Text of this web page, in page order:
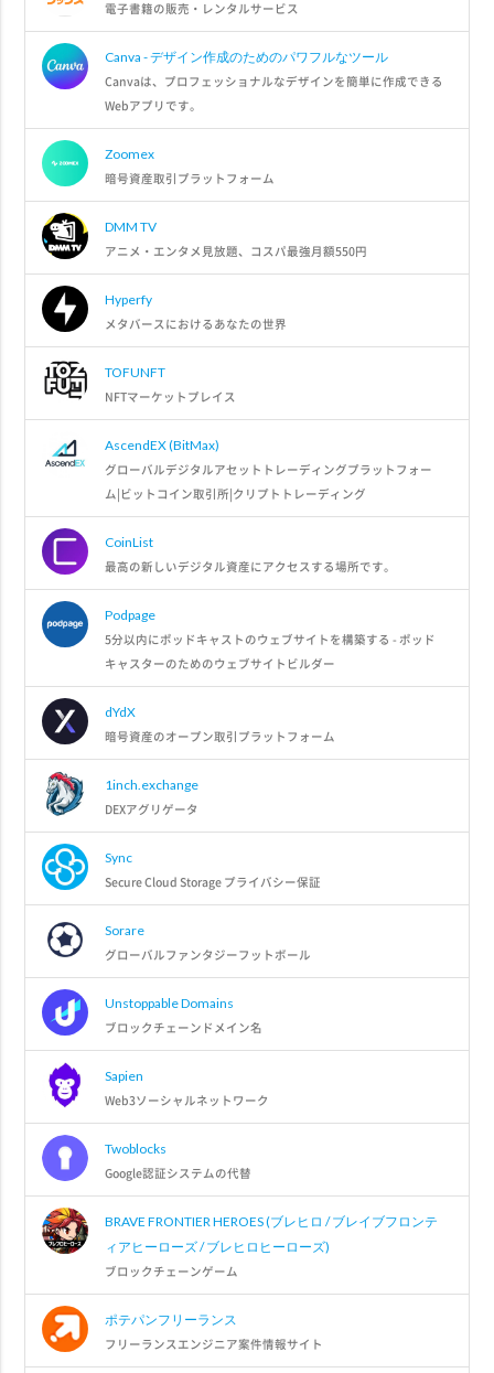
電子書籍の販売・レンタルサービス
Canva - デザイン作成のためのパワフルなツール
Canvaは、プロフェッショナルなデザインを簡単に作成できる
Webアプリです。
Zoomex
暗号資産取引プラットフォーム
DMM TV
アニメ・エンタメ見放題、コスパ最強月額550円
Hyperfy
メタバースにおけるあなたの世界
TOFUNFT
NFTマーケットプレイス
AscendEX (BitMax)
グローバルデジタルアセットトレーディングプラットフォー
ム|ビットコイン取引所|クリプトトレーディング
CoinList
最高の新しいデジタル資産にアクセスする場所です。
Podpage
5分以内にポッドキャストのウェブサイトを構築する - ポッド
キャスターのためのウェブサイトビルダー
dYdX
暗号資産のオープン取引プラットフォーム
1inch.exchange
DEXアグリゲータ
Sync
Secure Cloud Storage プライバシー保証
Sorare
グローバルファンタジーフットボール
Unstoppable Domains
ブロックチェーンドメイン名
Sapien
Web3ソーシャルネットワーク
Twoblocks
Google認証システムの代替
BRAVE FRONTIER HEROES (ブレヒロ / ブレイブフロンテ
ィアヒーローズ / ブレヒロヒーローズ)
ブロックチェーンゲーム
ポテパンフリーランス
フリーランスエンジニア案件情報サイト